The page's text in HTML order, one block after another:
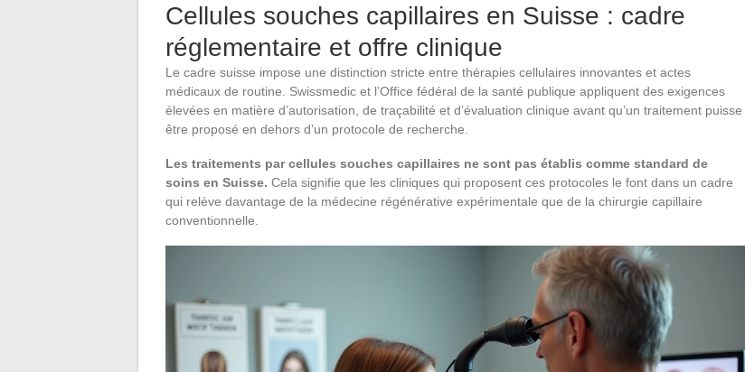
Cellules souches capillaires en Suisse : cadre
réglementaire et offre clinique
Le cadre suisse impose une distinction stricte entre thérapies cellulaires innovantes et actes
médicaux de routine. Swissmedic et l’Office fédéral de la santé publique appliquent des exigences
élevées en matière d’autorisation, de traçabilité et d’évaluation clinique avant qu’un traitement puisse
être proposé en dehors d’un protocole de recherche.
Les traitements par cellules souches capillaires ne sont pas établis comme standard de
soins en Suisse. Cela signifie que les cliniques qui proposent ces protocoles le font dans un cadre
qui relève davantage de la médecine régénérative expérimentale que de la chirurgie capillaire
conventionnelle.